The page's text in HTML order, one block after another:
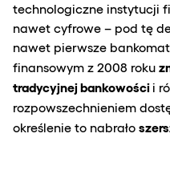
technologiczne instytucji
nawet cyfrowe – pod tę
nawet pierwsze
finansowym z 2008 roku
tradycyjnej bankowościi
rozpowszechnieniem
określenie to nabrało